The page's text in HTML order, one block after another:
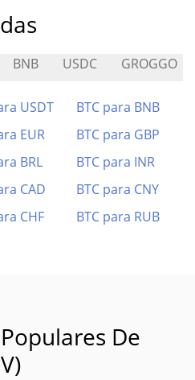
BNB USDC GROGGO
USDT
BTC para BNB
EUR
BTC para GBP
BRL
BTC para INR
CAD
BTC para CNY
CHF BTC para RUB
De